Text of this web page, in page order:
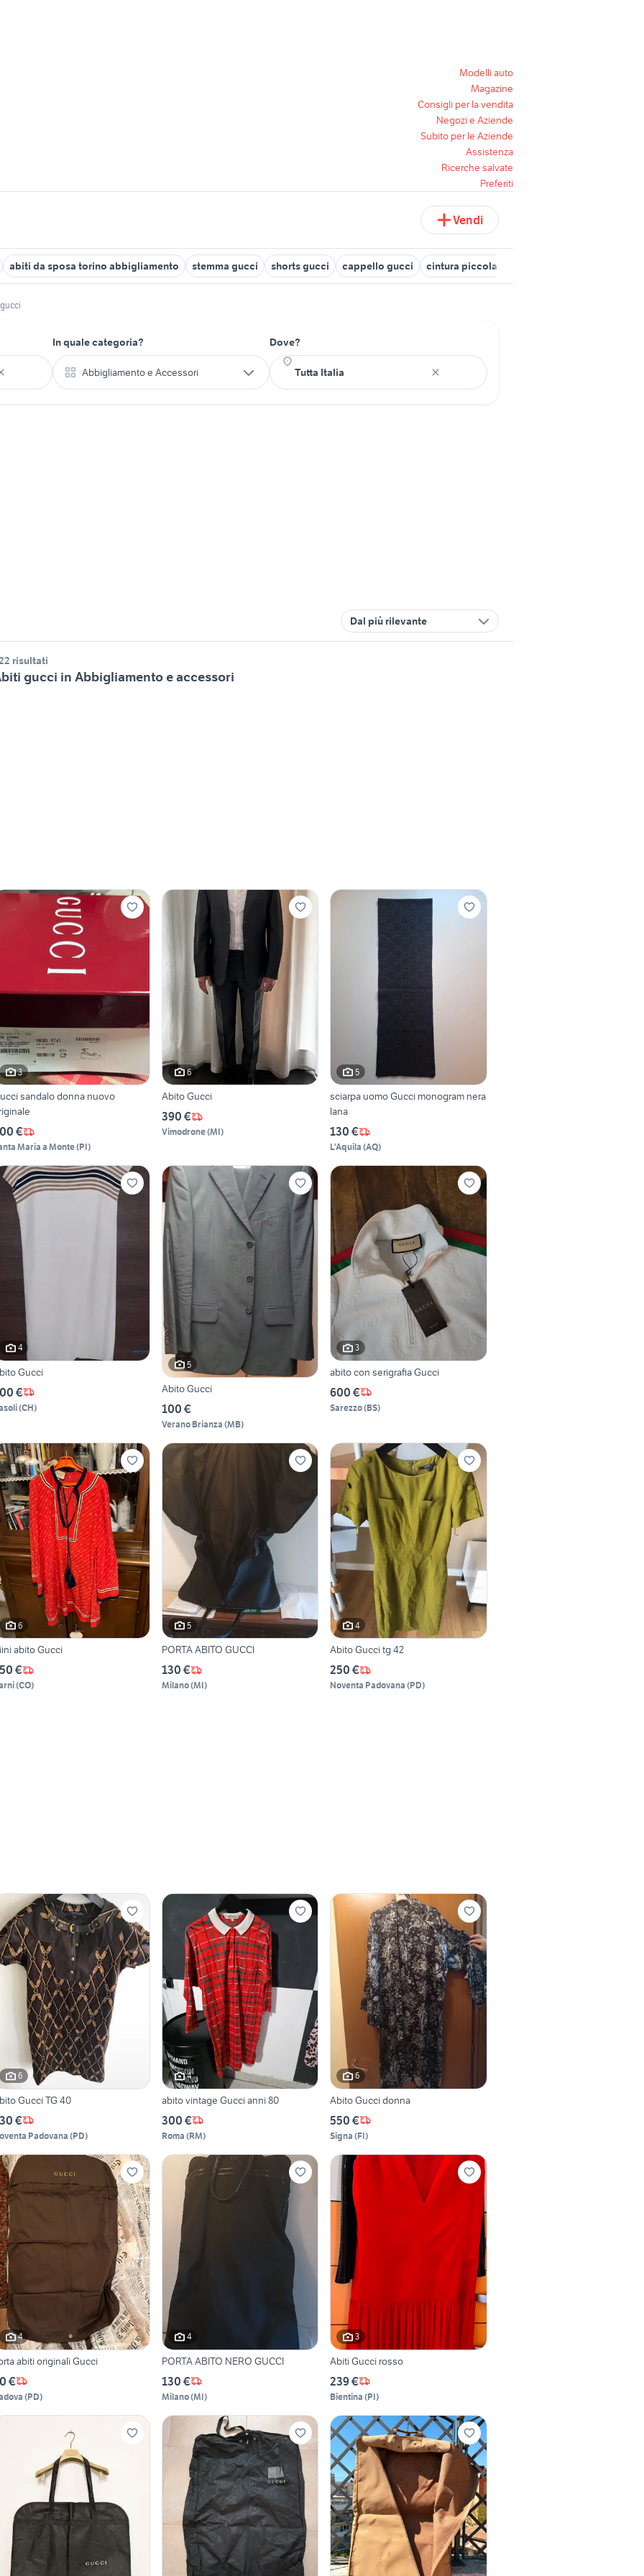
Modelli auto
Magazine
Consigli per la vendita
Negozi e Aziende
Subito per le Aziende
Assistenza
Ricerche salvate
Preferiti
Vendi
abiti da sposa torino abbigliamento stemma gucci shorts gucci cappello gucci cintura piccola gucci
In quale categoria?
Abbigliamento e Accessori
Dove?
Dal più rilevante
risultati
gucci in Abbigliamento e accessori
3
sandalo donna nuovo
€
Maria a Monte(PI)
6
Abito Gucci
390 €
Vimodrone(MI)
5
sciarpa uomo Gucci monogram nera
lana
130 €
L'Aquila (AQ)
4
Gucci
€
(CH)
5
Abito Gucci
100 €
Verano Brianza (MB)
3
abito con serigrafia Gucci
600 €
Sarezzo(BS)
6
abito Gucci
€
(CO)
5
PORTA ABITO GUCCI
130 €
Milano(MI)
4
Abito Gucci tg 42
250 €
Noventa Padovana (PD)
6
Gucci TG 40
€
Padovana (PD)
4
abito vintage Gucci anni 80
300 €
Roma (RM)
6
Abito Gucci donna
550 €
Signa (FI)
4
abiti originali Gucci
€
(PD)
4
PORTA ABITO NERO GUCCI
130 €
Milano(MI)
3
Abiti Gucci rosso
239 €
Bientina (PI)